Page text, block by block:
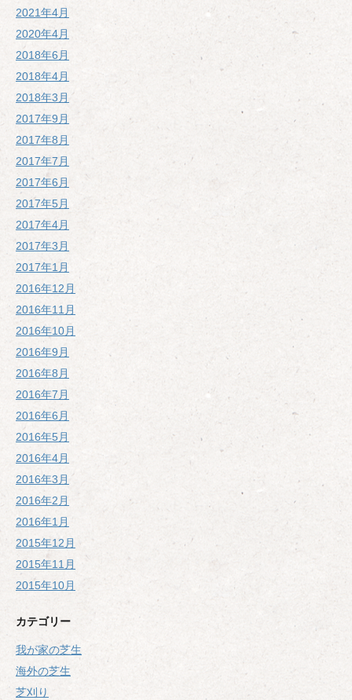
2021年4月
2020年4月
2018年6月
2018年4月
2018年3月
2017年9月
2017年8月
2017年7月
2017年6月
2017年5月
2017年4月
2017年3月
2017年1月
2016年12月
2016年11月
2016年10月
2016年9月
2016年8月
2016年7月
2016年6月
2016年5月
2016年4月
2016年3月
2016年2月
2016年1月
2015年12月
2015年11月
2015年10月
カテゴリー
我が家の芝生
海外の芝生
芝刈り